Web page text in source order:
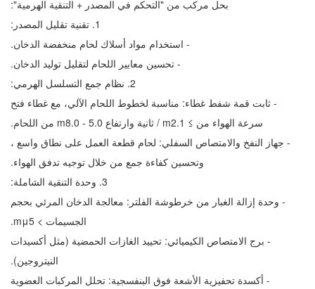
بحل مركب من "التحكم في المصدر + التنقية الهرمية":
1. تقنية تقليل المصدر:
- استخدام مواد أسلاك لحام منخفضة الدخان.
- تحسين معايير اللحام لتقليل توليد الدخان.
2. نظام جمع التسلسل الهرمي:
- ثابت قمة شفط غطاء: مناسبة لخطوط اللحام الآلي، مع غطاء فتح
سرعة الهواء من ≥ 1.2m / ثانية وارتفاع 0.5 - 0.8m من اللحام.
- جهاز النفخ والامتصاص السفلي: لحام قطعة العمل على نطاق واسع ،
وتحسين كفاءة جمع من خلال توجيه تدفق الهواء.
3. وحدة التنقية الشاملة:
- وحدة إزالة الغبار من خرطوشة الفلتر: معالجة الدخان المرئي بحجم
الجسيمات > 5μm.
- برج الامتصاص الكيميائي: تحييد الغازات الحمضية (مثل أكسيدات
النيتروجين).
- أكسدة تحفيزية الأشعة فوق البنفسجية: تحلل المركبات العضوية